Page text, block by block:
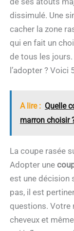
dissimulé. Une
cacher la zone
qui en fait un
de tous les
l’adopter ? Voici
A lire : Quelle
marron choisir
La coupe rasée
Adopter une
est une décision
pas, il est
questions. Votre
cheveux et